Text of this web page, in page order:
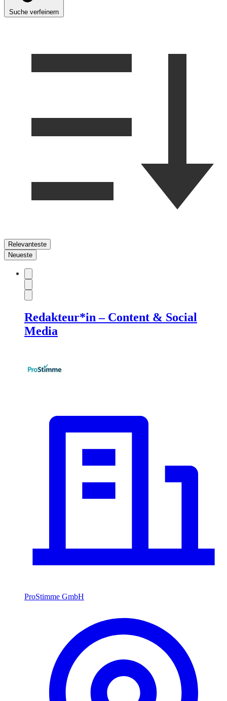
Suche verfeinern
Relevanteste
Neueste
Redakteur*in – Content & Social
Media
ProStimme GmbH